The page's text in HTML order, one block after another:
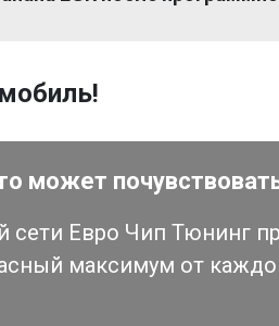
может
сети Евро Чип Тюнинг
максимум от